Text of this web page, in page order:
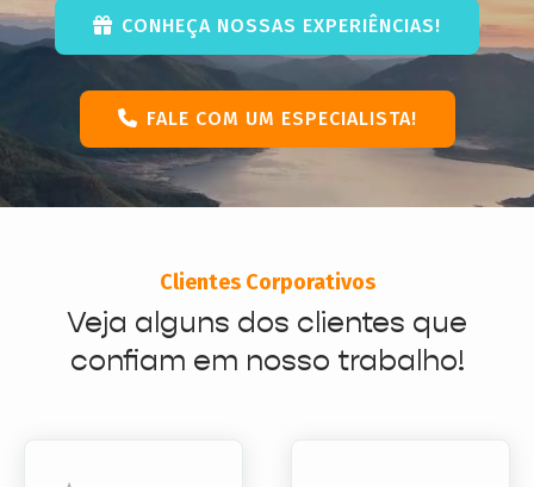
CONHEÇA NOSSAS EXPERIÊNCIAS!
FALE COM UM ESPECIALISTA!
Clientes Corporativos
Veja alguns dos clientes que
confiam em nosso trabalho!